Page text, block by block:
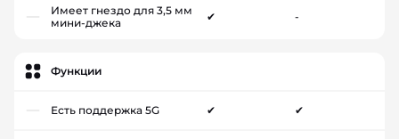
Имеет гнездо для 3,5 мм
мини-джека
✔ -
Функции
Есть поддержка 5G ✔ ✔